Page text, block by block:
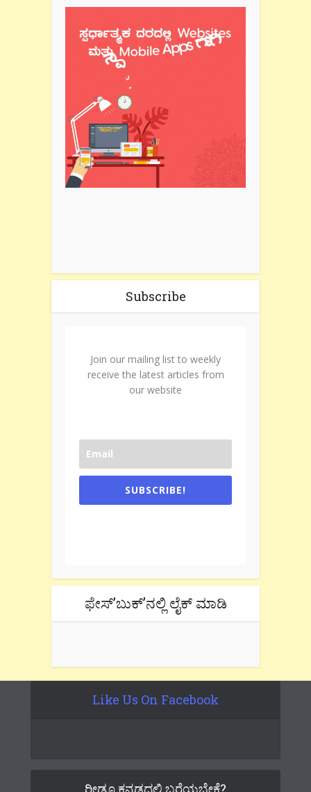
Subscribe
Join our mailing list to weekly
receive the latest articles from
our website
SUBSCRIBE!
ಫೇಸ್’ಬುಕ್’ನಲ್ಲಿ ಲೈಕ್ ಮಾಡಿ
Like Us On Facebook
ರೀಡೂ ಕನ್ನಡದಲ್ಲಿ ಬರೆಯಬೇಕೆ?